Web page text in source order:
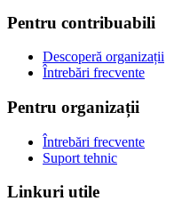
Pentru contribuabili
Descoperă organizații
Întrebări frecvente
Pentru organizații
Întrebări frecvente
Suport tehnic
Linkuri utile